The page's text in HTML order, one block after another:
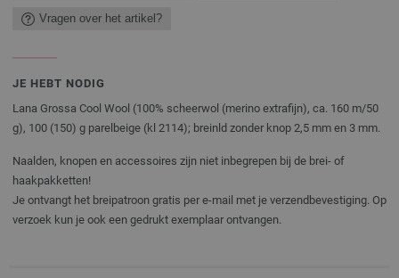
Vragen over het artikel?
JE HEBT NODIG
Lana Grossa Cool Wool (100% scheerwol (merino extrafijn), ca. 160 m/50
g), 100 (150) g parelbeige (kl 2114); breinld zonder knop 2,5 mm en 3 mm.
Naalden, knopen en accessoires zijn niet inbegrepen bij de brei- of
haakpakketten!
Je ontvangt het breipatroon gratis per e-mail met je verzendbevestiging. Op
verzoek kun je ook een gedrukt exemplaar ontvangen.